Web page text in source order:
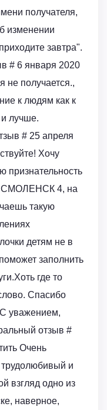
получателя,
изменении
завтра".
# 6 января 2020
не получается.,
к людям как к
лучше.
# 25 апреля
Хочу
признательность
СМОЛЕНСК 4, на
такую
детям не в
заполнить
где то
Спасибо
С уважением,
отзыв #
Очень
и
взгляд одно из
наверное,